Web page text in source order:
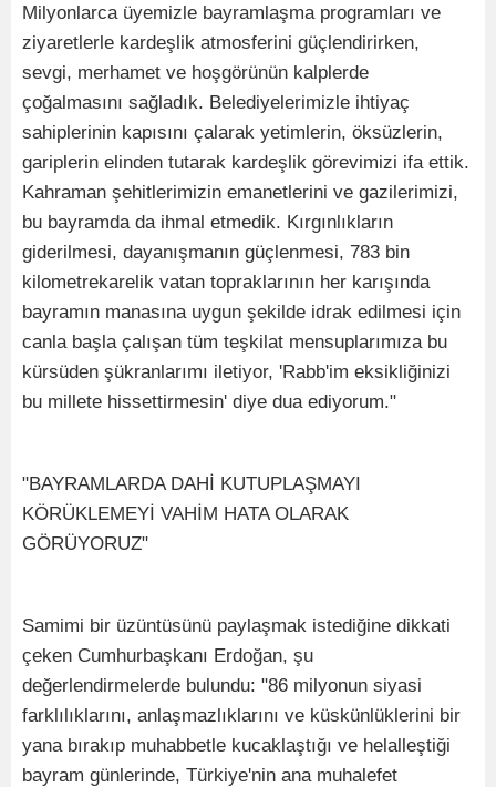
Milyonlarca üyemizle bayramlaşma programları ve
ziyaretlerle kardeşlik atmosferini güçlendirirken,
sevgi, merhamet ve hoşgörünün kalplerde
çoğalmasını sağladık. Belediyelerimizle ihtiyaç
sahiplerinin kapısını çalarak yetimlerin, öksüzlerin,
gariplerin elinden tutarak kardeşlik görevimizi ifa ettik.
Kahraman şehitlerimizin emanetlerini ve gazilerimizi,
bu bayramda da ihmal etmedik. Kırgınlıkların
giderilmesi, dayanışmanın güçlenmesi, 783 bin
kilometrekarelik vatan topraklarının her karışında
bayramın manasına uygun şekilde idrak edilmesi için
canla başla çalışan tüm teşkilat mensuplarımıza bu
kürsüden şükranlarımı iletiyor, 'Rabb'im eksikliğinizi
bu millete hissettirmesin' diye dua ediyorum."
"BAYRAMLARDA DAHİ KUTUPLAŞMAYI
KÖRÜKLEMEYİ VAHİM HATA OLARAK
GÖRÜYORUZ"
Samimi bir üzüntüsünü paylaşmak istediğine dikkati
çeken Cumhurbaşkanı Erdoğan, şu
değerlendirmelerde bulundu: "86 milyonun siyasi
farklılıklarını, anlaşmazlıklarını ve küskünlüklerini bir
yana bırakıp muhabbetle kucaklaştığı ve helalleştiği
bayram günlerinde, Türkiye'nin ana muhalefet